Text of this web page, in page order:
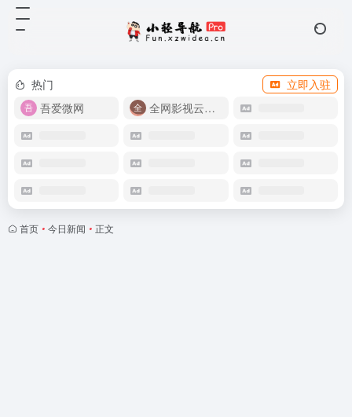
热门
立即入驻
吾爱微网
全网影视云盘资源
首页 • 今日新闻 • 正文